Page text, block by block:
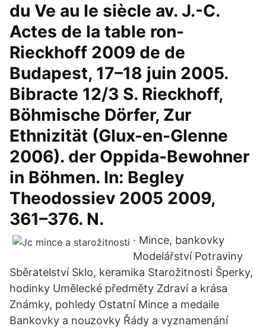
du Ve au Ie siècle av. J.-C.
Actes de la table ron-
Rieckhoff 2009 de de
Budapest, 17–18 juin 2005.
Bibracte 12/3 S. Rieckhoff,
Böhmische Dörfer, Zur
Ethnizität (Glux-en-Glenne
2006). der Oppida-Bewohner
in Böhmen. In: Begley
Theodossiev 2005 2009,
361–376. N.
· Mince, bankovky
Modelářství Potraviny
Sběratelství Sklo, keramika Starožitnosti Šperky,
hodinky Umělecké předměty Zdraví a krása
Známky, pohledy Ostatní Mince a medaile
Bankovky a nouzovky Řády a vyznamenání